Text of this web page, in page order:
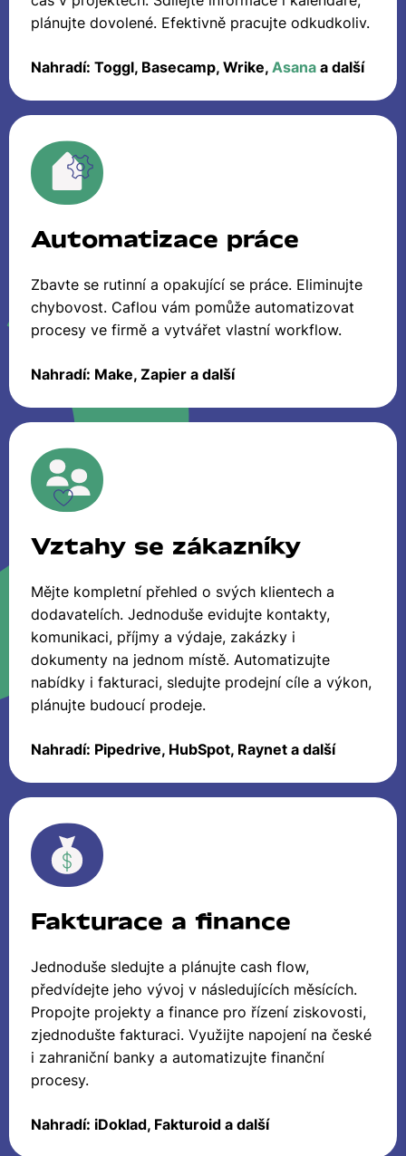
plánujte dovolené. Efektivně pracujte odkudkoliv.
Nahradí: Toggl, Basecamp, Wrike, Asana a další
Automatizace práce
Zbavte se rutinní a opakující se práce. Eliminujte
chybovost. Caflou vám pomůže automatizovat
procesy ve firmě a vytvářet vlastní workflow.
Nahradí: Make, Zapier a další
Vztahy se zákazníky
Mějte kompletní přehled o svých klientech a
dodavatelích. Jednoduše evidujte kontakty,
komunikaci, příjmy a výdaje, zakázky i
dokumenty na jednom místě. Automatizujte
nabídky i fakturaci, sledujte prodejní cíle a výkon,
plánujte budoucí prodeje.
Nahradí: Pipedrive, HubSpot, Raynet a další
Fakturace a finance
Jednoduše sledujte a plánujte cash flow,
předvídejte jeho vývoj v následujících měsících.
Propojte projekty a finance pro řízení ziskovosti,
zjednodušte fakturaci. Využijte napojení na české
i zahraniční banky a automatizujte finanční
procesy.
Nahradí: iDoklad, Fakturoid a další